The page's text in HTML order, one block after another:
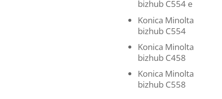
bizhub C554 e
Konica Minolta
bizhub C554
Konica Minolta
bizhub C458
Konica Minolta
bizhub C558